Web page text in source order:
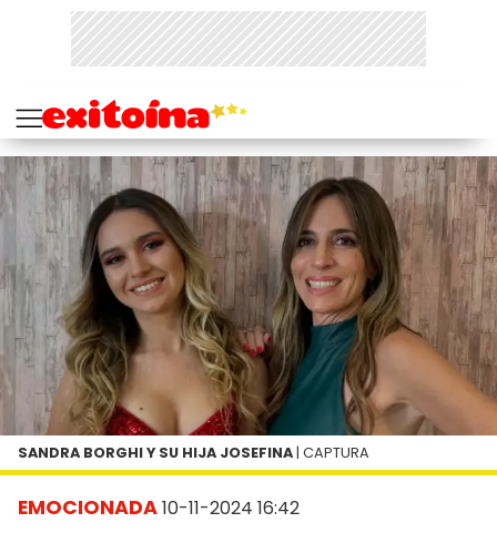
EMOCIONADA10-11-2024 16:42
SANDRA BORGHI Y SU HIJA JOSEFINA | CAPTURA